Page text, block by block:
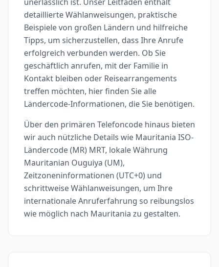
detaillierte Wählanweisungen, praktische
Beispiele von großen Ländern und hilfreiche
Tipps, um sicherzustellen, dass Ihre Anrufe
erfolgreich verbunden werden. Ob Sie
geschäftlich anrufen, mit der Familie in
Kontakt bleiben oder Reisearrangements
treffen möchten, hier finden Sie alle
Ländercode-Informationen, die Sie benötigen.
Über den primären Telefoncode hinaus bieten
wir auch nützliche Details wie Mauritania ISO-
Ländercode (MR) MRT, lokale Währung
Mauritanian Ouguiya (UM),
Zeitzoneninformationen (UTC+0) und
schrittweise Wählanweisungen, um Ihre
internationale Anruferfahrung so reibungslos
wie möglich nach Mauritania zu gestalten.